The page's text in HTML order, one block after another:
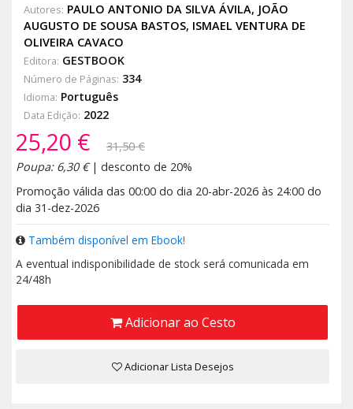
Autores: PAULO ANTONIO DA SILVA ÁVILA, JOÃO
AUGUSTO DE SOUSA BASTOS, ISMAEL VENTURA DE
OLIVEIRA CAVACO
Editora: GESTBOOK
Número de Páginas: 334
Idioma: Português
Data Edição: 2022
25,20 €
31,50 €
Poupa: 6,30 €| desconto de 20%
Promoção válida das 00:00 do dia 20-abr-2026 às 24:00 do
dia 31-dez-2026
Também disponível em Ebook!
A eventual indisponibilidade de stock será comunicada em
24/48h
Adicionar ao Cesto
Adicionar Lista Desejos